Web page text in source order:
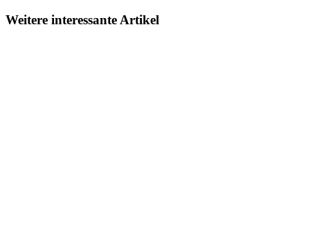
Weitere interessante Artikel